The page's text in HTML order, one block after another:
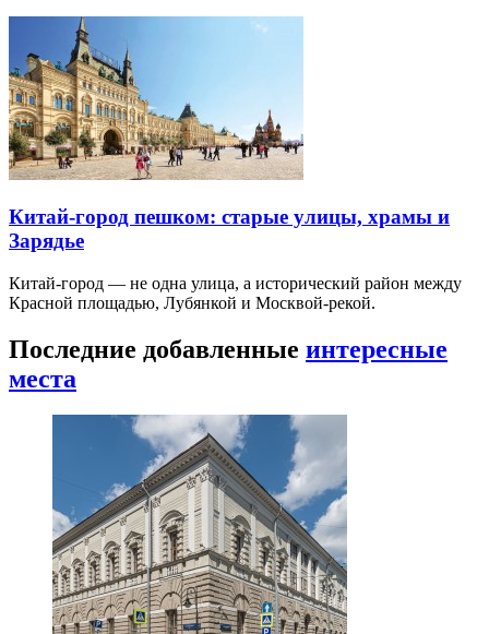
Китай-город пешком: старые улицы, храмы и
Зарядье
Китай-город — не одна улица, а исторический район между
Красной площадью, Лубянкой и Москвой-рекой.
Последние добавленные интересные
места